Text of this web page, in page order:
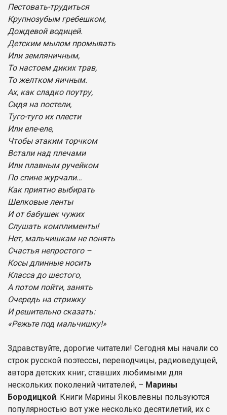
Пестовать-трудиться
Крупнозубым гребешком,
Дождевой водицей.
Детским мылом промывать
Или земляничным,
То настоем диких трав,
То желтком яичным.
Ах, как сладко поутру,
Сидя на постели,
Туго-туго их плести
Или еле-еле,
Чтобы этаким торчком
Встали над плечами
Или плавным ручейком
По спине журчали…
Как приятно выбирать
Шелковые ленты
И от бабушек чужих
Слушать комплименты!
Нет, мальчишкам не понять
Счастья непростого –
Косы длинные носить
Класса до шестого,
А потом пойти, занять
Очередь на стрижку
И решительно сказать:
«Режьте под мальчишку!»
Здравствуйте, дорогие читатели! Сегодня мы начали со
строк русской поэтессы, переводчицы, радиоведущей,
автора детских книг, ставших любимыми для
нескольких поколений читателей, – Марины
Бородицкой. Книги Марины Яковлевны пользуются
популярностью вот уже несколько десятилетий, их с